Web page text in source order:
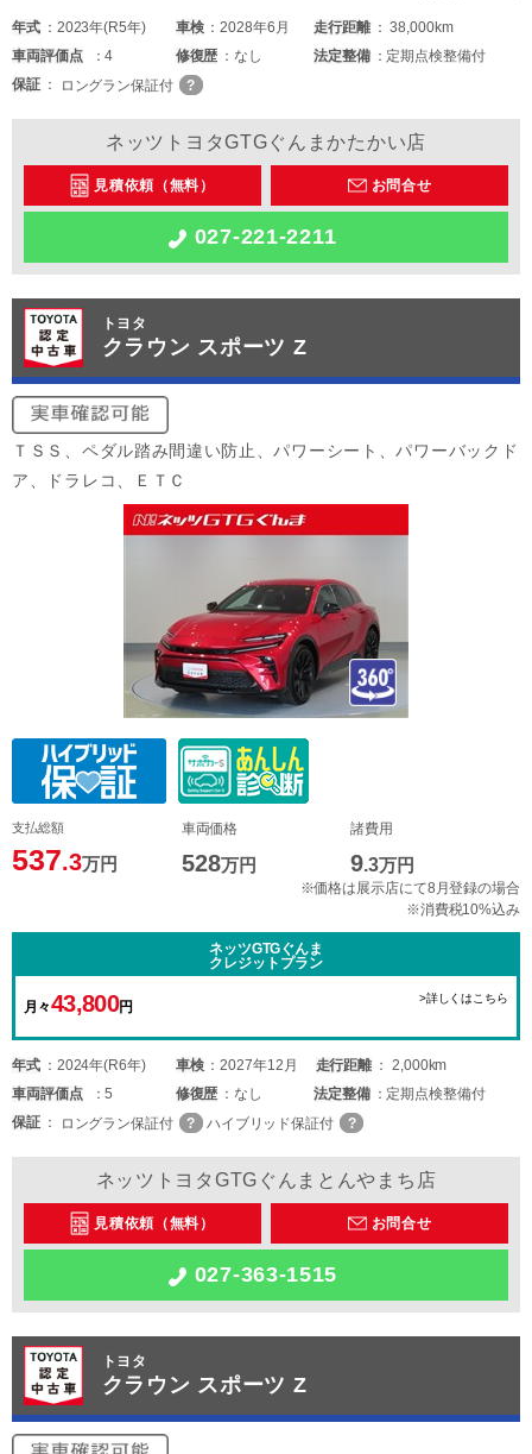
年式 2023年(R5年) 車検 2028年6月 走行距離
38,000km
車両評価点 4 修復歴 なし 法定整備
定期点検整備付
保証
ロングラン保証付
ネッツトヨタGTGぐんまかたかい店
見積依頼（無料） お問合せ
027-221-2211
トヨタ
クラウン スポーツ Z
ＴＳＳ、ペダル踏み間違い防止、パワーシート、パワーバックド
ア、ドラレコ、ＥＴＣ
支払総額
537.3万円
車両価格
528万円
諸費用
9.3万円
※価格は展示店にて8月登録の場合
※消費税10%込み
ネッツGTGぐんま
クレジットプラン
月々43,800円
>詳しくはこちら
年式 2024年(R6年) 車検 2027年12月 走行距離
2,000km
車両評価点 5 修復歴 なし 法定整備
定期点検整備付
保証
ロングラン保証付 ハイブリッド保証付
ネッツトヨタGTGぐんまとんやまち店
見積依頼（無料） お問合せ
027-363-1515
トヨタ
クラウン スポーツ Z